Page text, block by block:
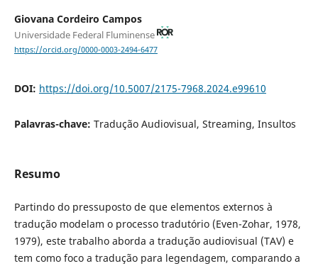
Giovana Cordeiro Campos
Universidade Federal Fluminense
https://orcid.org/0000-0003-2494-6477
DOI: https://doi.org/10.5007/2175-7968.2024.e99610
Palavras-chave: Tradução Audiovisual, Streaming, Insultos
Resumo
Partindo do pressuposto de que elementos externos à
tradução modelam o processo tradutório (Even-Zohar, 1978,
1979), este trabalho aborda a tradução audiovisual (TAV) e
tem como foco a tradução para legendagem, comparando a